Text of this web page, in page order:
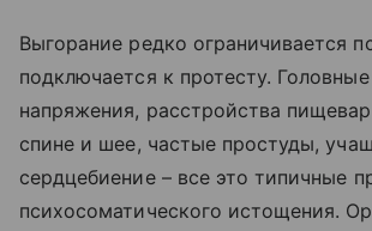
Выгорание редко ограничивается
подключается к протесту.
напряжения, расстройства
спине и шее, частые простуды,
сердцебиение – все это типичные
психосоматического истощения.